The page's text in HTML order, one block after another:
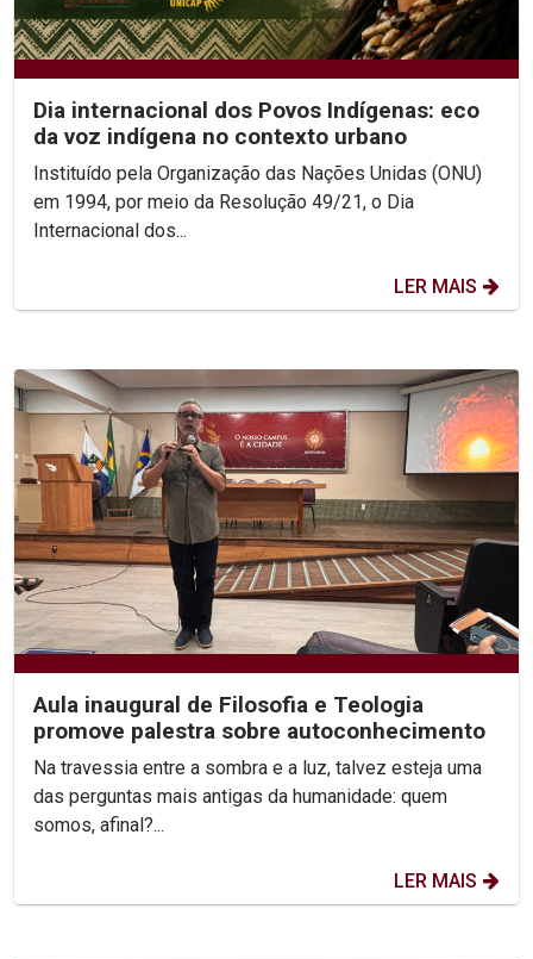
Dia internacional dos Povos Indígenas: eco
da voz indígena no contexto urbano
Instituído pela Organização das Nações Unidas (ONU)
em 1994, por meio da Resolução 49/21, o Dia
Internacional dos...
LER MAIS
Aula inaugural de Filosofia e Teologia
promove palestra sobre autoconhecimento
Na travessia entre a sombra e a luz, talvez esteja uma
das perguntas mais antigas da humanidade: quem
somos, afinal?...
LER MAIS